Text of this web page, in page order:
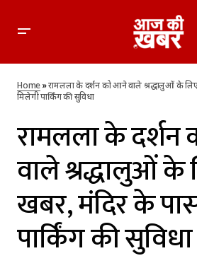
पास ही मिलेगी पार्किंग की सुविधा
Home»रामलला के दर्शन को आने वाले श्रद्धालुओं के
मिलेगी पार्किंग की सुविधा
रामलला के
वाले श्रद्धालुओं के
खबर, मंदिर के
पार्किंग की सुविधा